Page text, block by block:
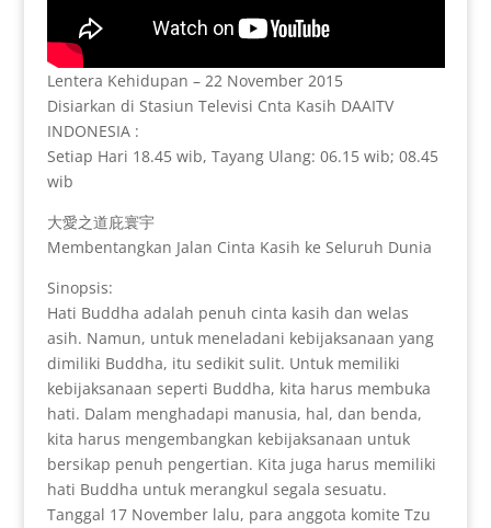
Lentera Kehidupan – 22 November 2015
Disiarkan di Stasiun Televisi Cnta Kasih DAAITV
INDONESIA :
Setiap Hari 18.45 wib, Tayang Ulang: 06.15 wib; 08.45
wib
大愛之道庇寰宇
Membentangkan Jalan Cinta Kasih ke Seluruh Dunia
Sinopsis:
Hati Buddha adalah penuh cinta kasih dan welas
asih. Namun, untuk meneladani kebijaksanaan yang
dimiliki Buddha, itu sedikit sulit. Untuk memiliki
kebijaksanaan seperti Buddha, kita harus membuka
hati. Dalam menghadapi manusia, hal, dan benda,
kita harus mengembangkan kebijaksanaan untuk
bersikap penuh pengertian. Kita juga harus memiliki
hati Buddha untuk merangkul segala sesuatu.
Tanggal 17 November lalu, para anggota komite Tzu